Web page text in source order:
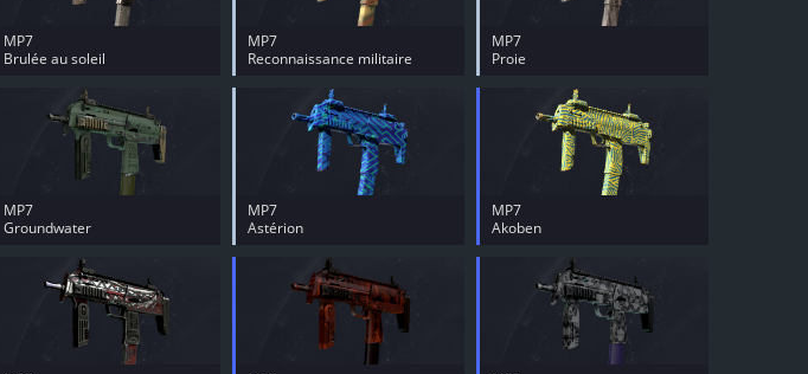
MP7
Brulée au soleil
MP7
Reconnaissance militaire
MP7
Proie
MP7
Groundwater
MP7
Astérion
MP7
Akoben